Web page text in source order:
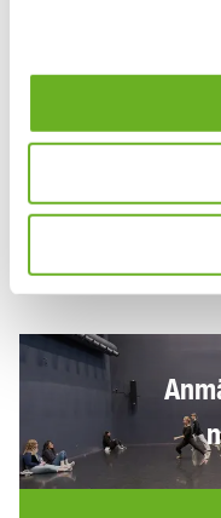
Kandidatprogram
Magisterprogram
Magisterprogram
Ansökningsperioden
Fredriks foto: Knut